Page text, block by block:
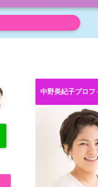
中野美紀子プロフ